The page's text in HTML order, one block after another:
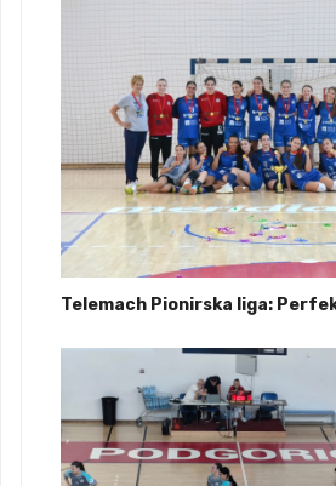
Telemach Pionirska liga: